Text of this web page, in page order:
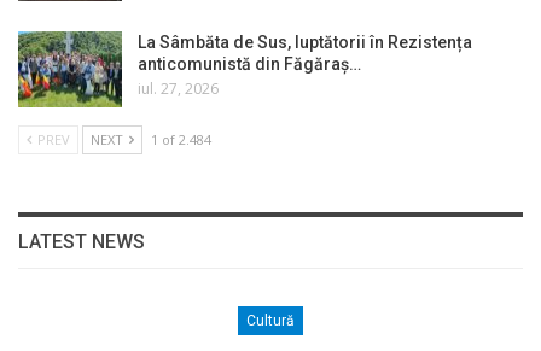
La Sâmbăta de Sus, luptătorii în Rezistența
anticomunistă din Făgăraș…
iul. 27, 2026
PREV NEXT 1 of 2.484
LATEST NEWS
Cultură